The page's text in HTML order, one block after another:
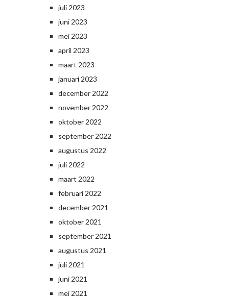
juli 2023
juni 2023
mei 2023
april 2023
maart 2023
januari 2023
december 2022
november 2022
oktober 2022
september 2022
augustus 2022
juli 2022
maart 2022
februari 2022
december 2021
oktober 2021
september 2021
augustus 2021
juli 2021
juni 2021
mei 2021